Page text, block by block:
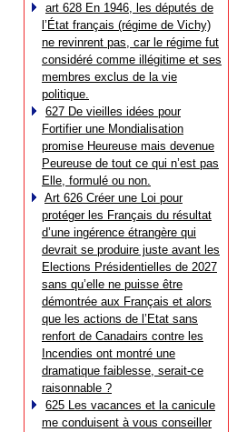
art 628 En 1946, les députés de
l’État français (régime de Vichy)
ne revinrent pas, car le régime fut
considéré comme illégitime et ses
membres exclus de la vie
politique.
627 De vieilles idées pour
Fortifier une Mondialisation
promise Heureuse mais devenue
Peureuse de tout ce qui n’est pas
Elle, formulé ou non.
Art 626 Créer une Loi pour
protéger les Français du résultat
d’une ingérence étrangère qui
devrait se produire juste avant les
Elections Présidentielles de 2027
sans qu’elle ne puisse être
démontrée aux Français et alors
que les actions de l’Etat sans
renfort de Canadairs contre les
Incendies ont montré une
dramatique faiblesse, serait-ce
raisonnable ?
625 Les vacances et la canicule
me conduisent à vous conseiller